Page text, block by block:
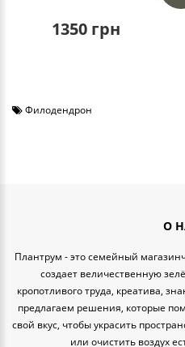
1350 грн
Филодендрон
О
Плантрум - это семейный
создает величественную
кропотливого труда, креатива,
предлагаем решения, которые
свой вкус, чтобы украсить
или очистить воздух